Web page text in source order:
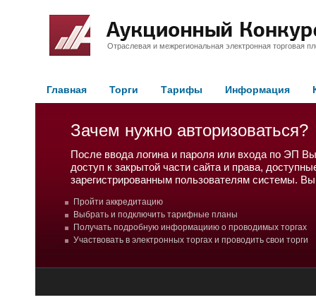
Отраслевая и межрегиональная электронная торговая
Главная Торги Тарифы Информация
Зачем нужно авторизоваться?
После ввода логина и пароля или входа по ЭП
доступ к закрытой части сайта и права,
зарегистрированным пользователям системы.
Пройти аккредитацию
Выбрать и подключить тарифные планы
Получать подробную информациию о проводимых торгах
Участвовать в электронных торгах и проводить свои торги